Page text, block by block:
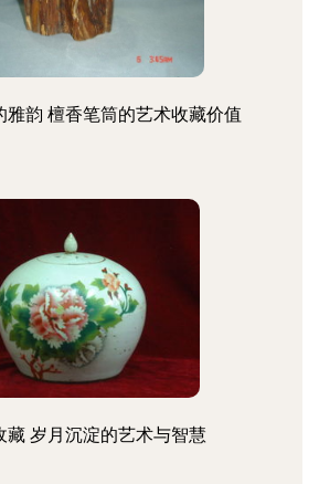
雅韵 檀香笔筒的艺术收藏价值
藏 岁月沉淀的艺术与智慧